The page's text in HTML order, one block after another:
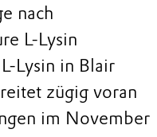
nach
L-Lysin
Lysin in Blair
zügig voran
im November